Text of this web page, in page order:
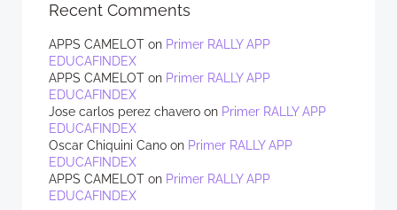
Recent Comments
APPS CAMELOT on Primer RALLY APP
EDUCAFINDEX
APPS CAMELOT on Primer RALLY APP
EDUCAFINDEX
Jose carlos perez chavero on Primer RALLY APP
EDUCAFINDEX
Oscar Chiquini Cano on Primer RALLY APP
EDUCAFINDEX
APPS CAMELOT on Primer RALLY APP
EDUCAFINDEX